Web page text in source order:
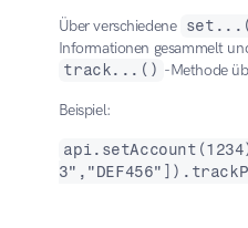
Über verschiedene
track...() -Methode
Beispiel: